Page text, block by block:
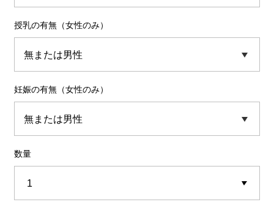
授乳の有無（女性のみ）
妊娠の有無（女性のみ）
数量